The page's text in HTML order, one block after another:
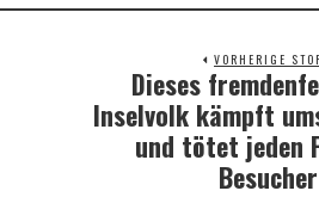
VORHERIGE
post:
Dieses
Inselvolk kämpft
und tötet jeden
Besucher